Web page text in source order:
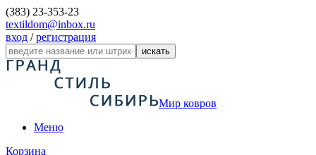
(383) 23-353-23
textildom@inbox.ru
вход /регистрация
искать
Мир ковров
Меню
Корзина